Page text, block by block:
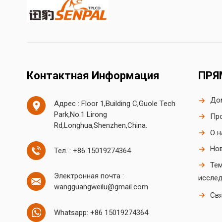
Контактная Информация
Адрес : Floor 1,Building C,Guole Tech
Park,No.1 Lirong
Rd,Longhua,Shenzhen,China.
Тел. : +86 15019274364
Электронная почта :
wangguangweilu@gmail.com
Whatsapp: +86 15019274364
О